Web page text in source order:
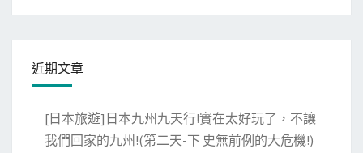
近期文章
[日本旅遊]日本九州九天行!實在太好玩了，不讓
我們回家的九州!(第二天-下 史無前例的大危機!)